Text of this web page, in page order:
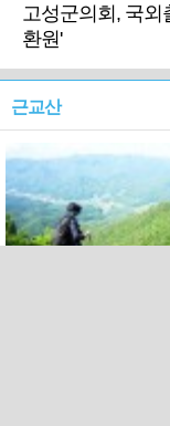
고성군의회, 국외
환원'
근교산